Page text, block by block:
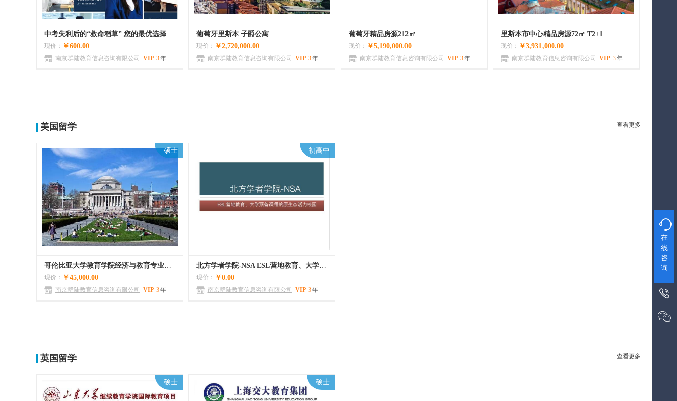
中考失利后的“救命稻草” 您的最优选择
现价： ￥600.00
南京群陆教育信息咨询有限公司 VIP 3年
葡萄牙里斯本 子爵公寓
现价： ￥2,720,000.00
南京群陆教育信息咨询有限公司 VIP 3年
葡萄牙精品房源212㎡
现价： ￥5,190,000.00
南京群陆教育信息咨询有限公司 VIP 3年
里斯本市中心精品房源72㎡ T2+1
现价： ￥3,931,000.00
南京群陆教育信息咨询有限公司 VIP 3年
美国留学 查看更多
硕士
哥伦比亚大学教育学院经济与教育专业留学申请服务
现价： ￥45,000.00
南京群陆教育信息咨询有限公司 VIP 3年
初高中
北方学者学院-NSA ESL营地教育、大学预备课程的原生态活力校园
现价： ￥0.00
南京群陆教育信息咨询有限公司 VIP 3年
英国留学 查看更多
硕士 硕士

在
线
咨
询

